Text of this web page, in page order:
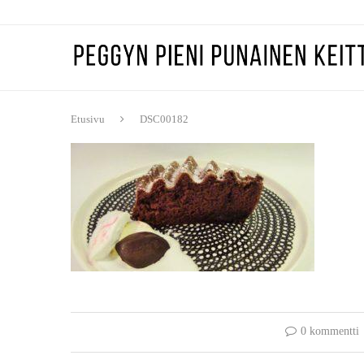
Etusivu DSC00182
0 kommentti